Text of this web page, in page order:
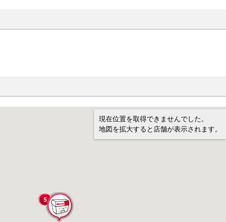
現在位置を取得できませんでした。
地図を拡大すると店舗が表示されます。